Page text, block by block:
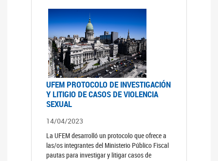
UFEM PROTOCOLO DE INVESTIGACIÓN
Y LITIGIO DE CASOS DE VIOLENCIA
SEXUAL
14/04/2023
La UFEM desarrolló un protocolo que ofrece a
las/os integrantes del Ministerio Público Fiscal
pautas para investigar y litigar casos de